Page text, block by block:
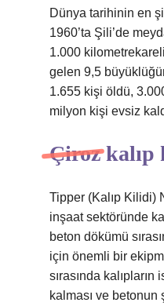
Dünya tarihinin en
1960’ta Şili’de
1.000
gelen 9,5
1.655 kişi öldü,
milyon kişi evsiz
Çiroz
Tipper (Kalıp Kilidi)
inşaat sektöründe
beton dökümü
için önemli bir
sırasında
kalması ve betonun